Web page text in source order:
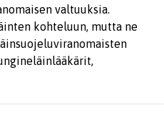
valtuuksia.
kohteluun, mutta ne